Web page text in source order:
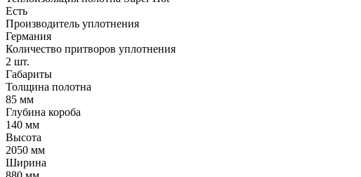
Есть
Производитель уплотнения
Германия
Количество притворов уплотнения
2 шт.
Габариты
Толщина полотна
85 мм
Глубина короба
140 мм
Высота
2050 мм
Ширина